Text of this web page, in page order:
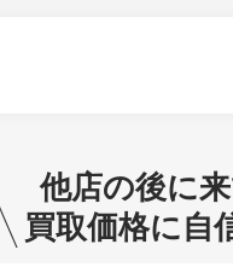
他店の後に
買取価格に自